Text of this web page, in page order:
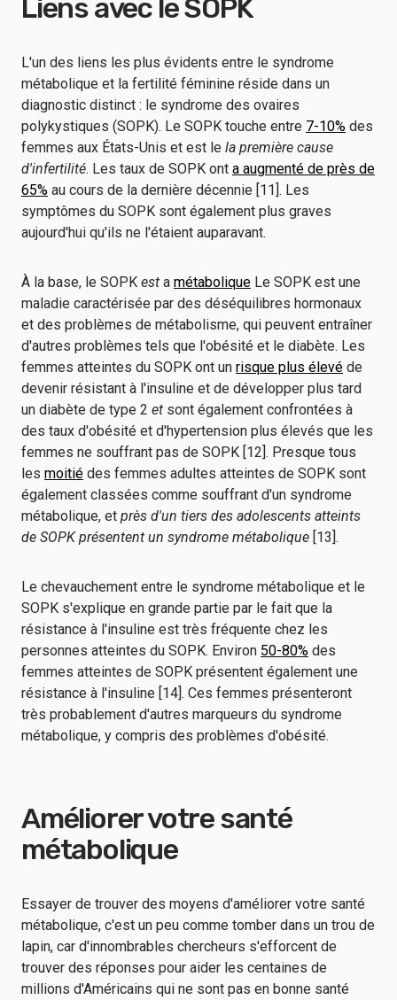
Liens avec le SOPK
L'un des liens les plus évidents entre le syndrome
métabolique et la fertilité féminine réside dans un
diagnostic distinct : le syndrome des ovaires
polykystiques (SOPK). Le SOPK touche entre 7-10% des
femmes aux États-Unis et est le la première cause
d'infertilité. Les taux de SOPK ont a augmenté de près de
65% au cours de la dernière décennie [11]. Les
symptômes du SOPK sont également plus graves
aujourd'hui qu'ils ne l'étaient auparavant.
À la base, le SOPK est a métabolique Le SOPK est une
maladie caractérisée par des déséquilibres hormonaux
et des problèmes de métabolisme, qui peuvent entraîner
d'autres problèmes tels que l'obésité et le diabète. Les
femmes atteintes du SOPK ont un risque plus élevé de
devenir résistant à l'insuline et de développer plus tard
un diabète de type 2 et sont également confrontées à
des taux d'obésité et d'hypertension plus élevés que les
femmes ne souffrant pas de SOPK [12]. Presque tous
les moitié des femmes adultes atteintes de SOPK sont
également classées comme souffrant d'un syndrome
métabolique, et près d'un tiers des adolescents atteints
de SOPK présentent un syndrome métabolique [13].
Le chevauchement entre le syndrome métabolique et le
SOPK s'explique en grande partie par le fait que la
résistance à l'insuline est très fréquente chez les
personnes atteintes du SOPK. Environ 50-80% des
femmes atteintes de SOPK présentent également une
résistance à l'insuline [14]. Ces femmes présenteront
très probablement d'autres marqueurs du syndrome
métabolique, y compris des problèmes d'obésité.
Améliorer votre santé
métabolique
Essayer de trouver des moyens d'améliorer votre santé
métabolique, c'est un peu comme tomber dans un trou de
lapin, car d'innombrables chercheurs s'efforcent de
trouver des réponses pour aider les centaines de
millions d'Américains qui ne sont pas en bonne santé